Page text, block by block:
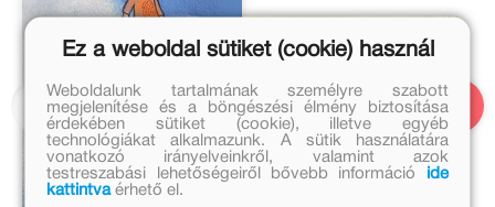
Ez a weboldal sütiket (cookie) használ
Weboldalunk tartalmának személyre szabott
megjelenítése és a böngészési élmény biztosítása
érdekében sütiket (cookie), illetve egyéb
technológiákat alkalmazunk. A sütik használatára
vonatkozó irányelveinkről, valamint azok
testreszabási lehetőségeiről bővebb információ
ide
kattintvaérhető el.